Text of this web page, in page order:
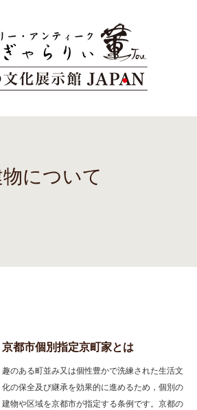
について
京都市個別指定京町家とは
趣のある町並み又は個性豊かで洗練された生活文
化の保全及び継承を効果的に進めるため，個別の
建物や区域を京都市が指定する条例です。京都の